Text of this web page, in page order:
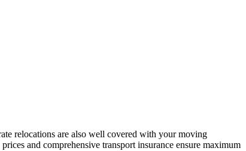
relocations are also well covered with your moving
and comprehensive transport insurance ensure maximum